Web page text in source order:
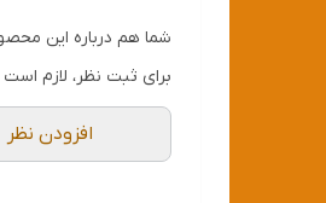
شما هم درباره این
برای ثبت نظر، لازم
افزودن نظر